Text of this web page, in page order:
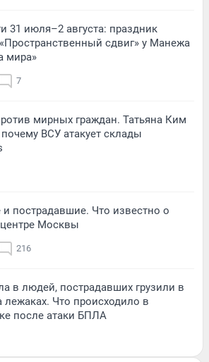
31 июля–2 августа: праздник
сдвиг» у Манежа
мира»
7
мирных граждан. Татьяна Ким
ВСУ атакует склады
пострадавшие. Что известно о
Москвы
216
в людей, пострадавших грузили в
лежаках. Что происходило в
после атаки БПЛА